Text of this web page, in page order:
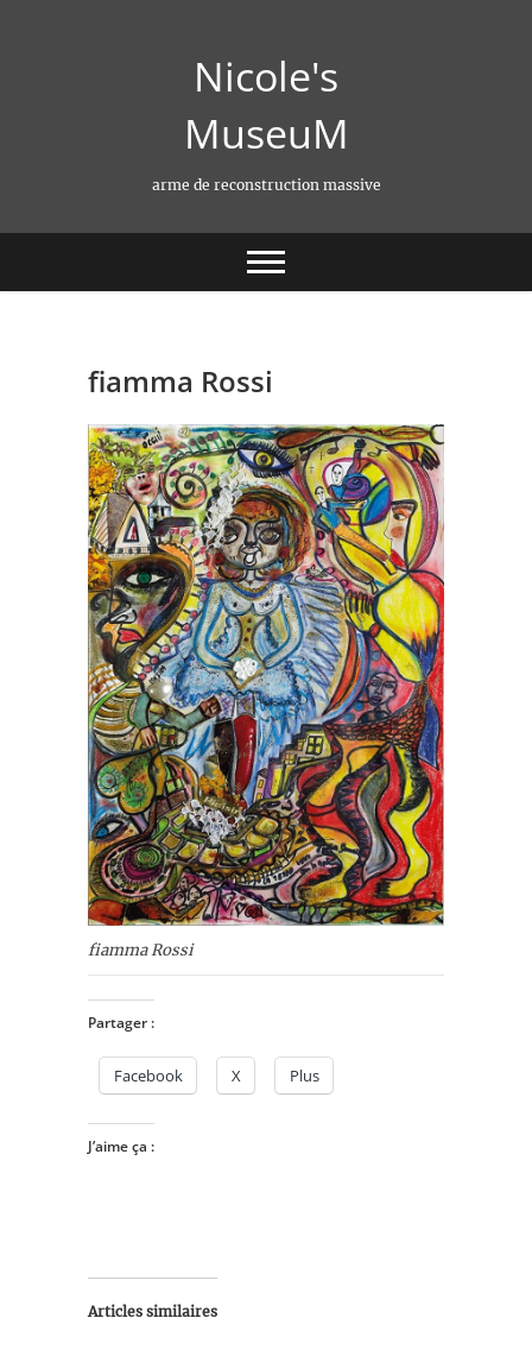
Nicole's
MuseuM
arme de reconstruction massive
fiamma Rossi
fiamma Rossi
Partager :
Facebook X Plus
J’aime ça :
Articles similaires